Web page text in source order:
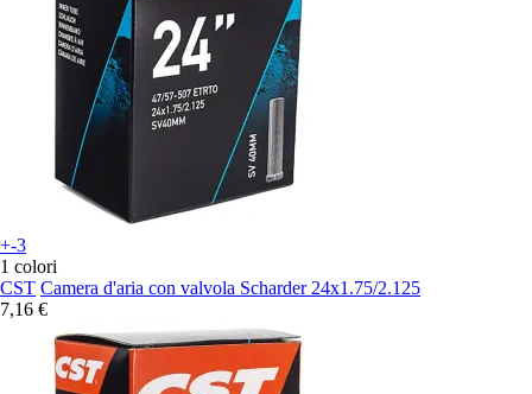
+-3
1 colori
CST Camera d'aria con valvola Scharder 24x1.75/2.125
7,16 €